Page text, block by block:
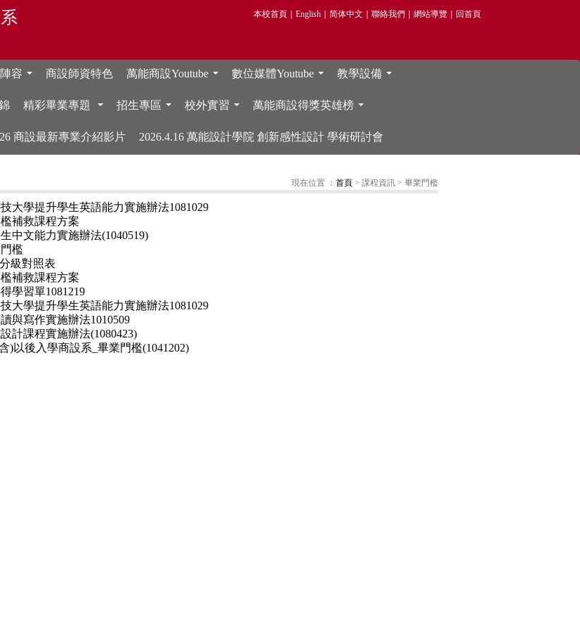
本校首頁 ｜English ｜简体中文 ｜聯絡我們 ｜網站導覽 回首頁
容 商設師資特色 萬能商設Youtube 數位媒體Youtube 教學設備
精彩畢業專題 招生專區 校外實習 萬能商設得獎英雄榜
商設最新專業介紹影片 2026.4.16 萬能設計學院 創新感性設計 學術研討會
現在位置 ： 首頁 > 課程資訊 > 畢業門檻
大學提升學生英語能力實施辦法1081029
補救課程方案
中文能力實施辦法(1040519)
檻
級對照表
補救課程方案
學習單1081219
大學提升學生英語能力實施辦法1081029
與寫作實施辦法1010509
計課程實施辦法(1080423)
)以後入學商設系_畢業門檻(1041202)